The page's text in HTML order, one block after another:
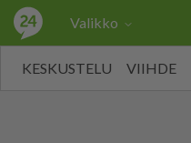
Valikko
KESKUSTELU VIIHDE